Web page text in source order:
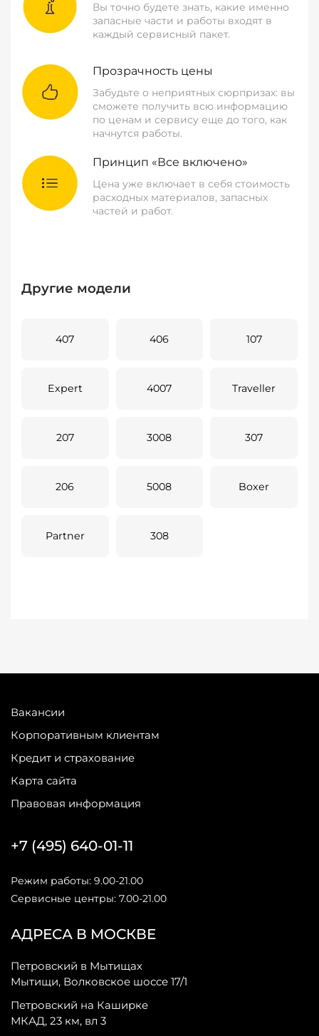
Вы точно будете знать, какие именно
запасные части и работы входят в
каждый сервисный пакет.
Прозрачность цены
Забудьте о неприятных сюрпризах: вы
сможете получить всю информацию
по ценам и сервису еще до того, как
начнутся работы.
Принцип «Все включено»
Цена уже включает в себя стоимость
расходных материалов, запасных
частей и работ.
Другие модели
407 406 107
Expert 4007 Traveller
207 3008 307
206 5008 Boxer
Partner 308
Вакансии
Корпоративным клиентам
Кредит и страхование
Карта сайта
Правовая информация
АДРЕСА В МОСКВЕ
Петровский в Мытищах
Мытищи, Волковское шоссе 17/1
Петровский на Каширке
МКАД, 23 км, вл 3
+7 (495) 640-01-11
Режим работы: 9.00-21.00
Сервисные центры: 7.00-21.00